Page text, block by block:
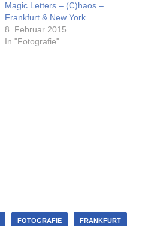
Magic Letters – (C)haos –
Frankfurt & New York
8. Februar 2015
In "Fotografie"
FOTOGRAFIE FRANKFURT